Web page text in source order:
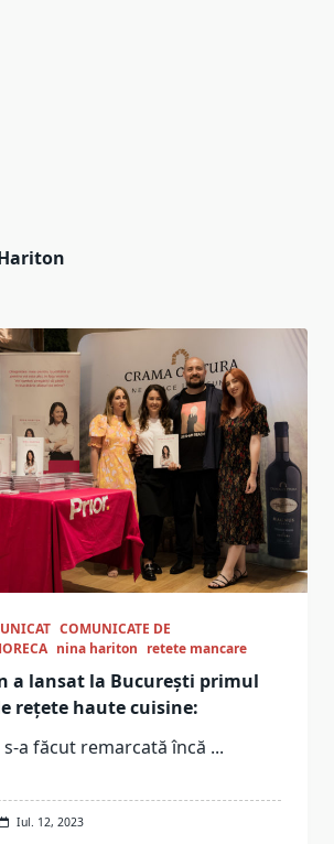
COMUNICATE DE
nina hariton retete mancare
a lansat la București primul
rețete haute cuisine:
a făcut remarcată încă ...
Iul. 12, 2023